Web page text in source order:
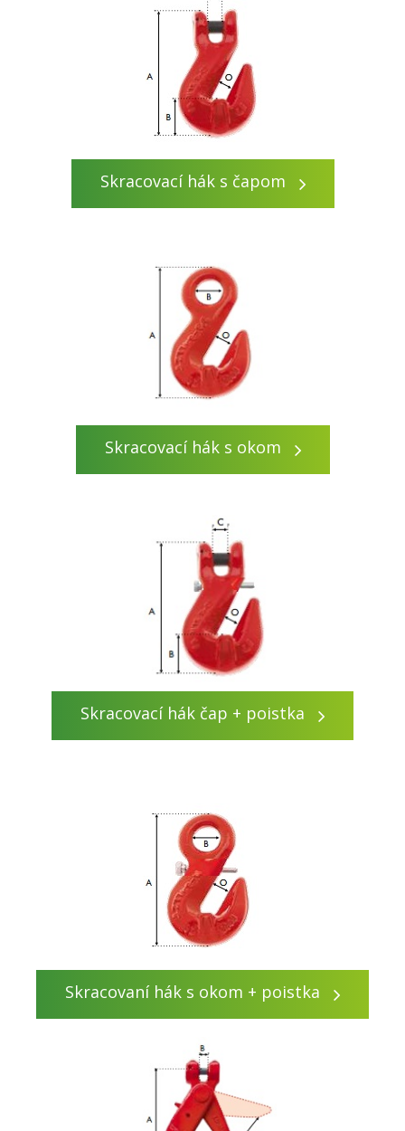
Skracovací hák s čapom
Skracovací hák s okom
Skracovací hák čap + poistka
Skracovaní hák s okom + poistka